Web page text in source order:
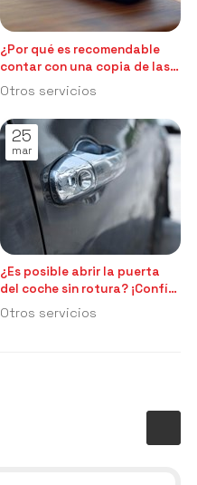
¿Por qué es recomendable
contar con una copia de las
llaves de mi coche?
Otros servicios
25
mar
¿Es posible abrir la puerta
del coche sin rotura? ¡Confía
en nosotros!
Otros servicios